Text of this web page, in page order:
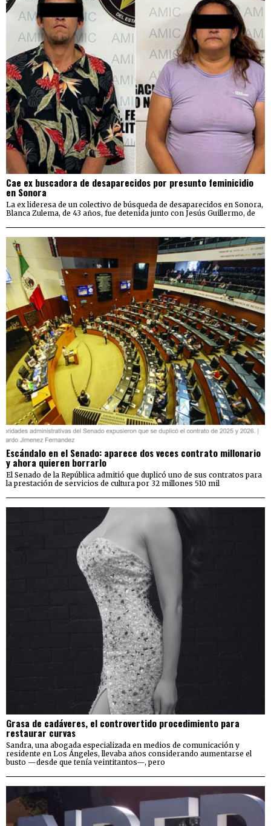
Cae ex buscadora de desaparecidos por presunto feminicidio
en Sonora
La ex lideresa de un colectivo de búsqueda de desaparecidos en Sonora,
Blanca Zulema, de 43 años, fue detenida junto con Jesús Guillermo, de
Escándalo en el Senado: aparece dos veces contrato millonario
y ahora quieren borrarlo
El Senado de la República admitió que duplicó uno de sus contratos para
la prestación de servicios de cultura por 32 millones 510 mil
Grasa de cadáveres, el controvertido procedimiento para
restaurar curvas
Sandra, una abogada especializada en medios de comunicación y
residente en Los Ángeles, llevaba años considerando aumentarse el
busto —desde que tenía veintitantos—, pero